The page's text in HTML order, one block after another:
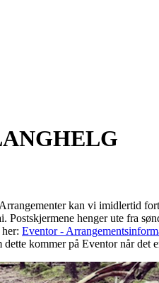
kan vi imidlertid
Postskjermene henger ute fra
Eventor -
kommer på Eventor når det